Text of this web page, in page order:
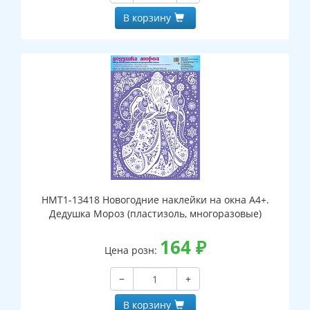
В корзину
НМТ1-13418 Новогодние наклейки на окна А4+.
Дедушка Мороз (пластизоль, многоразовые)
Цена розн: 164₽
−
+
В корзину